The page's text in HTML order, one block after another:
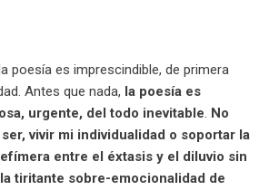
poesía es imprescindible, de primera
Antes que nada, la poesía es
urgente, del todo inevitable. No
vivir mi individualidad o soportar la
entre el éxtasis y el diluvio sin
tiritante sobre-emocionalidad de